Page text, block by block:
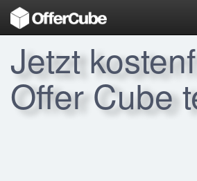
Jetzt
Offer Cube